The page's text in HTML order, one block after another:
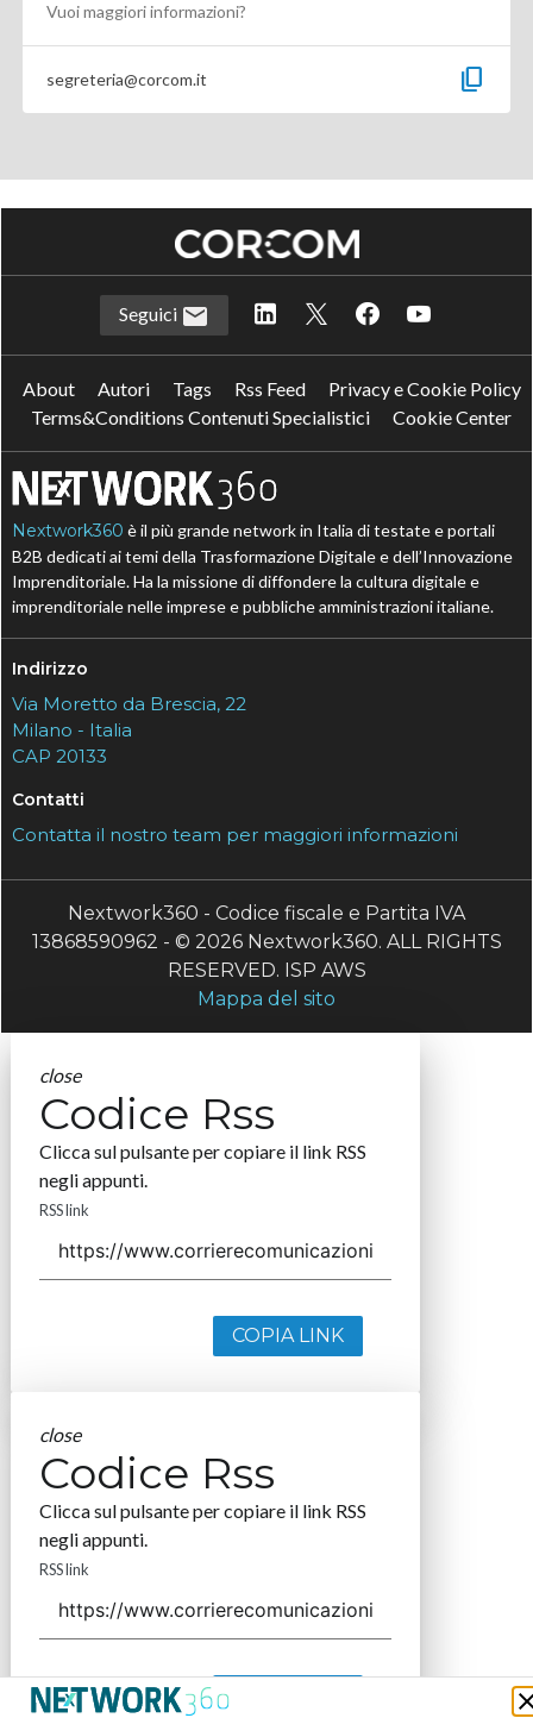
Vuoi maggiori informazioni?
segreteria@corcom.it content_copy
Seguici
About Autori Tags Rss Feed
Privacy e Cookie Policy
Terms&Conditions Contenuti Specialistici
Cookie Center
Nextwork360 è il più grande network in Italia di testate e portali
B2B dedicati ai temi della Trasformazione Digitale e dell’Innovazione
Imprenditoriale. Ha la missione di diffondere la cultura digitale e
imprenditoriale nelle imprese e pubbliche amministrazioni italiane.
Indirizzo
Via Moretto da Brescia, 22
Milano - Italia
CAP 20133
Contatti
Contatta il nostro team per maggiori informazioni
Nextwork360 - Codice fiscale e Partita IVA
13868590962 - © 2026 Nextwork360. ALL RIGHTS
RESERVED. ISP AWS
Mappa del sito
close
Codice Rss
Clicca sul pulsante per copiare il link RSS
negli appunti.
RSS link
COPIA LINK
close
Codice Rss
Clicca sul pulsante per copiare il link RSS
negli appunti.
RSS link